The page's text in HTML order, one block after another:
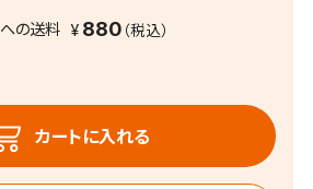
への送料 880
カートに入れる